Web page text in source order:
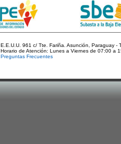
E.E.U.U. 961 c/ Tte. Fariña. Asunción, Paraguay -
Horario de Atención: Lunes a Viernes de 07:00 a
Preguntas Frecuentes